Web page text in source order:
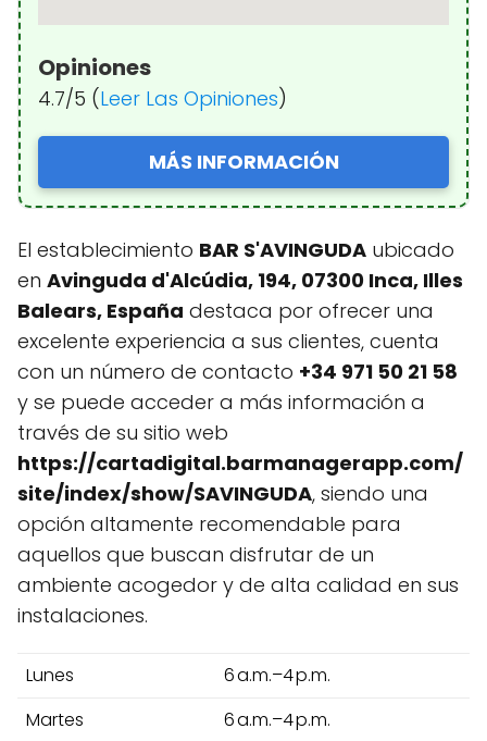
Opiniones
4.7/5 (Leer Las Opiniones)
MÁS INFORMACIÓN
El establecimiento BAR S'AVINGUDA ubicado
en Avinguda d'Alcúdia, 194, 07300 Inca, Illes
Balears, España destaca por ofrecer una
excelente experiencia a sus clientes, cuenta
con un número de contacto +34 971 50 21 58
y se puede acceder a más información a
través de su sitio web
https://cartadigital.barmanagerapp.com/
site/index/show/SAVINGUDA, siendo una
opción altamente recomendable para
aquellos que buscan disfrutar de un
ambiente acogedor y de alta calidad en sus
instalaciones.
Lunes
6 a.m.–4 p.m.
Martes
6 a.m.–4 p.m.